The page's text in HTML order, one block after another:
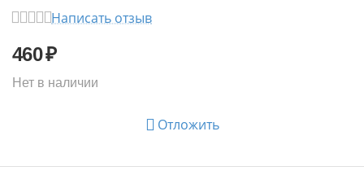
Написать отзыв
460₽
Нет в наличии
Отложить